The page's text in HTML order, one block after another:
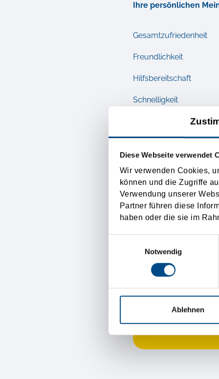
Diese Webseite verwendet
Wir verwenden Cookies,
können und die Zugriffe
Verwendung unserer
Partner führen diese
haben oder die sie im
Notwendig
Ablehnen
Ihre persönlichen
Gesamtzufriedenheit
Freundlichkeit
Hilfsbereitschaft
Schnelligkeit
Einhalten von
Ihre persönlichen
Ihre Meinung
Name
E-Mail-Adresse